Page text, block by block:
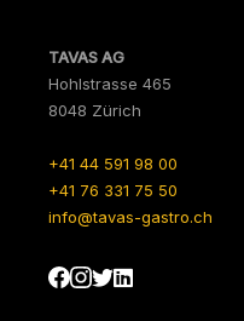
TAVAS AG
Hohlstrasse 465
8048 Zürich
+41 44 591 98 00
+41 76 331 75 50
info@tavas-gastro.ch